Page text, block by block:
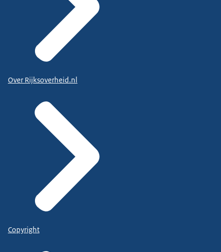
Over Rijksoverheid.nl
Copyright